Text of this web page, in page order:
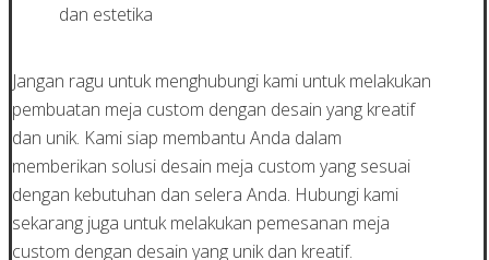
dan estetika
Jangan ragu untuk menghubungi kami untuk melakukan
pembuatan meja custom dengan desain yang kreatif
dan unik. Kami siap membantu Anda dalam
memberikan solusi desain meja custom yang sesuai
dengan kebutuhan dan selera Anda. Hubungi kami
sekarang juga untuk melakukan pemesanan meja
custom dengan desain yang unik dan kreatif.